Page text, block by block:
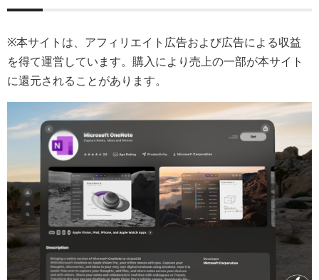
※本サイトは、アフィリエイト広告および広告による収益
を得て運営しています。購入により売上の一部が本サイト
に還元されることがあります。